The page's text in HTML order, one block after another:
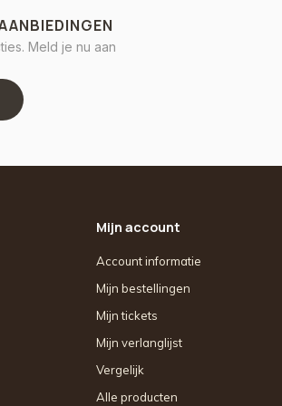
Meld je nu aan
Mijn account
Account informatie
Mijn bestellingen
Mijn tickets
Mijn verlanglijst
Vergelijk
Alle producten